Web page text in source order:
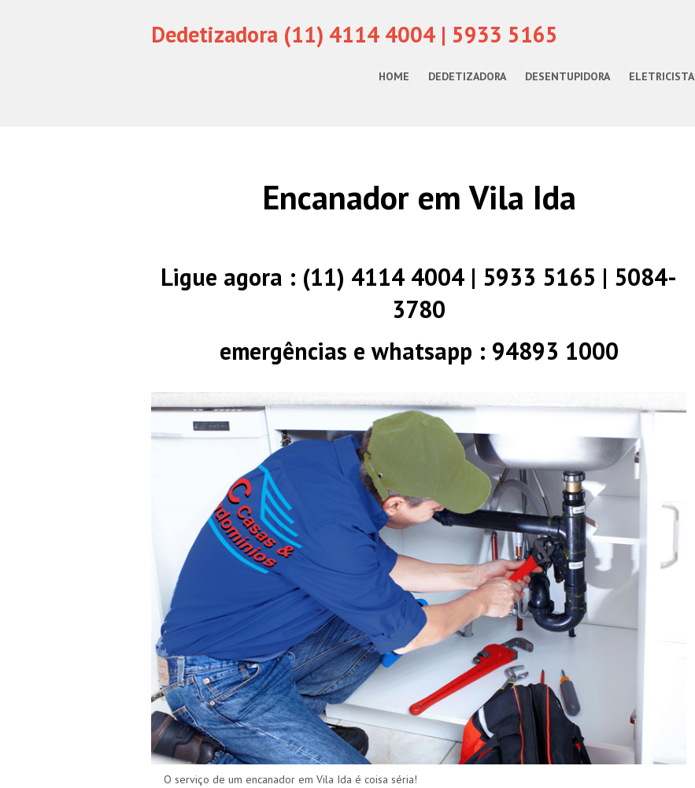
Dedetizadora (11) 4114 4004 | 5933 5165
HOME DEDETIZADORA DESENTUPIDORA ELETRICISTA
Encanador em Vila Ida
Ligue agora : (11) 4114 4004 | 5933 5165 | 5084-
3780
emergências e whatsapp : 94893 1000
O serviço de um encanador em Vila Ida é coisa séria!